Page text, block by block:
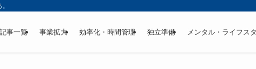
事一覧 事業拡大 効率化・時間管理 独立準備 メンタル・ライフス